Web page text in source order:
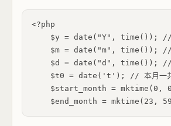
<?php
$y = date("Y", time());
$m = date("m", time());
$d = date("d", time());
$t0 = date('t'); // 本月一
$start_month = mktime(0,